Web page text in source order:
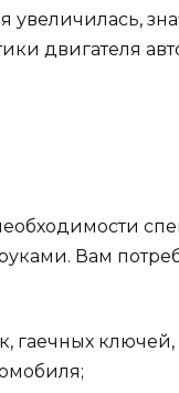
двигателя
Вам
гаечных